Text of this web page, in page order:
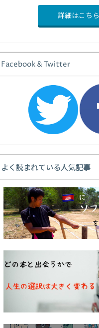
詳細はこちら
Facebook & Twitter
よく読まれている人気記事